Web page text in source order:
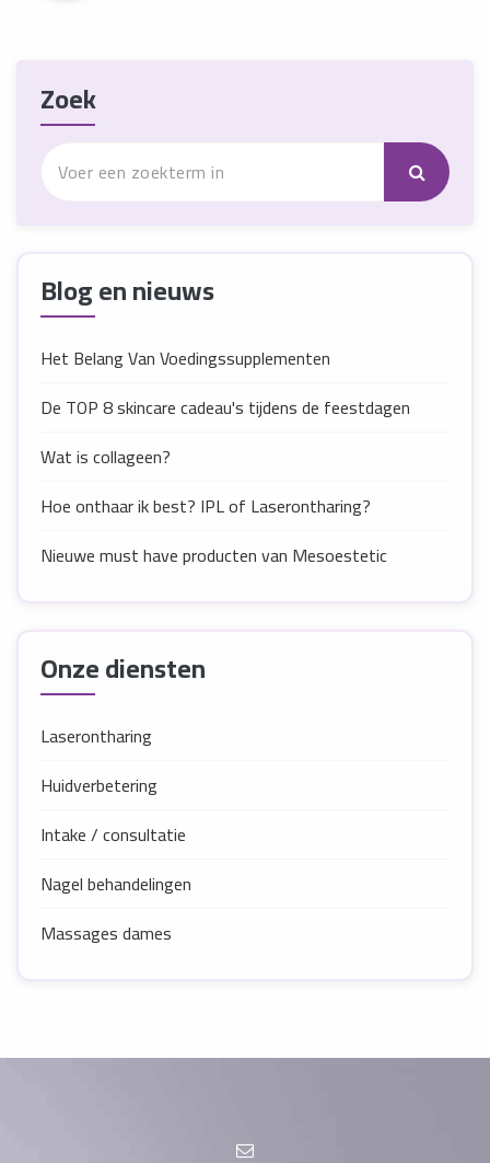
Zoek
Blog en nieuws
Het Belang Van Voedingssupplementen
De TOP 8 skincare cadeau's tijdens de feestdagen
Wat is collageen?
Hoe onthaar ik best? IPL of Laserontharing?
Nieuwe must have producten van Mesoestetic
Onze diensten
Laserontharing
Huidverbetering
Intake / consultatie
Nagel behandelingen
Massages dames